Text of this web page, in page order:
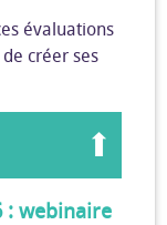
évaluations
créer ses
: webinaire